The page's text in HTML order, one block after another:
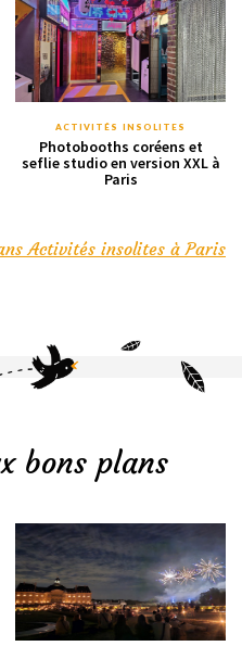
ACTIVITÉS INSOLITES
Photobooths coréens et
seflie studio en version XXL à
Paris
Activités insolites à Paris
bons plans